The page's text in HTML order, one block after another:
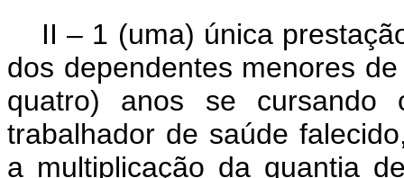
II – 1 (uma) única
dos dependentes menores
quatro) anos se cursando
trabalhador de saúde
a multiplicação da quantia